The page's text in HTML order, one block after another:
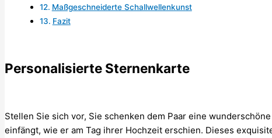
Maßgeschneiderte Schallwellenkunst
Fazit
Personalisierte Sternenkarte
Stellen Sie sich vor, Sie schenken dem Paar eine
einfängt, wie er am Tag ihrer Hochzeit erschien. Dieses